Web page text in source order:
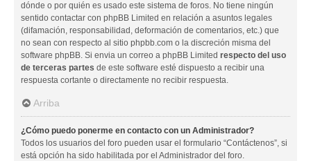
dónde o por quién es usado este sistema de foros. No tiene ningún
sentido contactar con phpBB Limited en relación a asuntos legales
(difamación, responsabilidad, deformación de comentarios, etc.) que
no sean con respecto al sitio phpbb.com o la discreción misma del
software phpBB. Si envia un correo a phpBB Limited respecto del uso
de terceras partes de este software esté dispuesto a recibir una
respuesta cortante o directamente no recibir respuesta.
Arriba
¿Cómo puedo ponerme en contacto con un Administrador?
Todos los usuarios del foro pueden usar el formulario “Contáctenos”, si
está opción ha sido habilitada por el Administrador del foro.